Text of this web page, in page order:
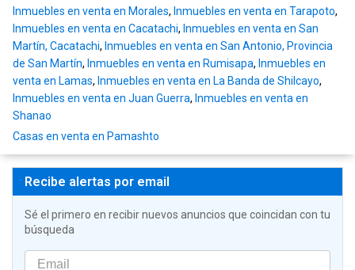
Inmuebles en venta en Morales, Inmuebles en venta en Tarapoto,
Inmuebles en venta en Cacatachi, Inmuebles en venta en San
Martín, Cacatachi, Inmuebles en venta en San Antonio, Provincia
de San Martín, Inmuebles en venta en Rumisapa, Inmuebles en
venta en Lamas, Inmuebles en venta en La Banda de Shilcayo,
Inmuebles en venta en Juan Guerra, Inmuebles en venta en
Shanao
Casas en venta en Pamashto
Recibe alertas por email
Sé el primero en recibir nuevos anuncios que coincidan con tu
búsqueda